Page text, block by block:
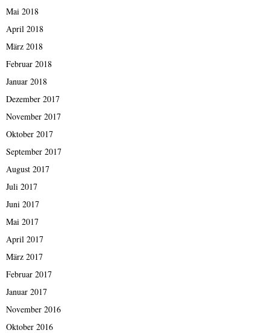
Mai 2018
April 2018
März 2018
Februar 2018
Januar 2018
Dezember 2017
November 2017
Oktober 2017
September 2017
August 2017
Juli 2017
Juni 2017
Mai 2017
April 2017
März 2017
Februar 2017
Januar 2017
November 2016
Oktober 2016